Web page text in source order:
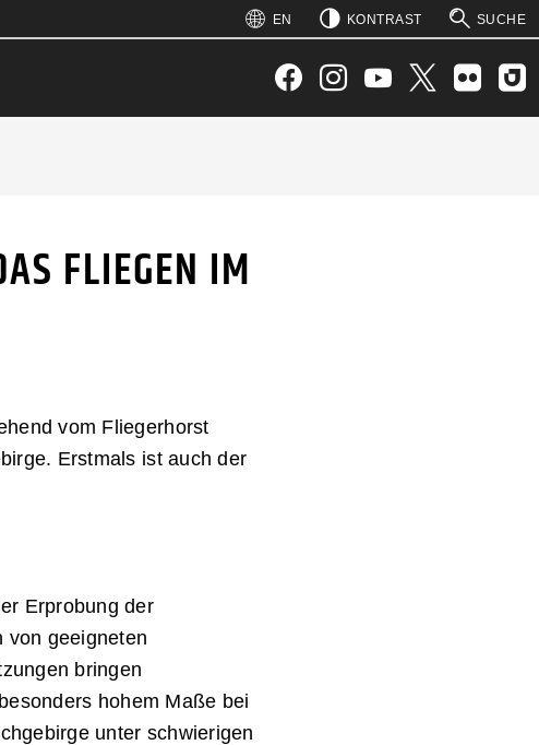
EN KONTRAST SUCHE
SUCHEN
FLIEGEN IM
vom Fliegerhorst
Erstmals ist auch der
Erprobung der
von geeigneten
bringen
hohem Maße bei
unter schwierigen